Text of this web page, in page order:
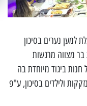
למען נערים בסיכון
בר מצווה מרגשות
חנות ביגוד מיוחדת בה
ולילדים בסיכון, ע"פ